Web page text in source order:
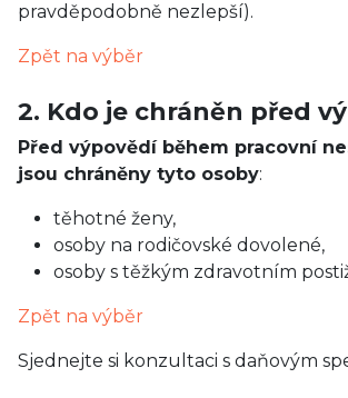
pravděpodobně nezlepší).
Zpět na výběr
2. Kdo je chráněn před
Před výpovědí během pracovní
jsou chráněny tyto osoby:
těhotné ženy,
osoby na rodičovské dovolené,
osoby s těžkým zdravotním
Zpět na výběr
Sjednejte si konzultaci s daňovým